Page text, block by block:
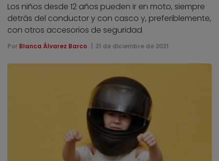
Los niños desde 12 años pueden ir en moto, siempre
detrás del conductor y con casco y, preferiblemente,
con otros accesorios de seguridad
Por Blanca Álvarez Barco 21 de diciembre de 2021